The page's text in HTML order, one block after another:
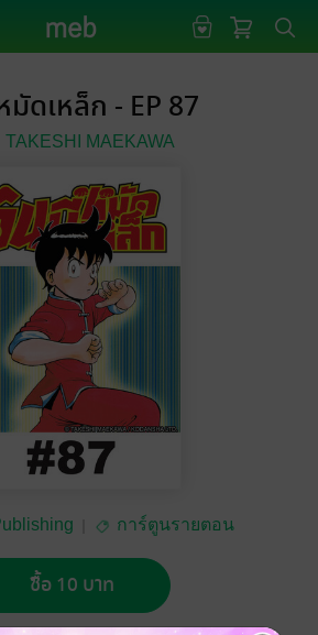
ดเหล็ก - EP 87
TAKESHI MAEKAWA
การ์ตูนรายตอน
ซื้อ 10 บาท